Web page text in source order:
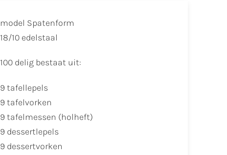
model Spatenform
18/10 edelstaal
100 delig bestaat uit:
9 tafellepels
9 tafelvorken
9 tafelmessen (holheft)
9 dessertlepels
9 dessertvorken